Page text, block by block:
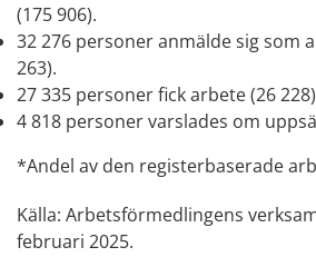
(175 906).
32 276 personer anmälde sig som
263).
27 335 personer fick arbete (26
4 818 personer varslades om
*Andel av den registerbaserade
Källa: Arbetsförmedlingens
februari 2025.